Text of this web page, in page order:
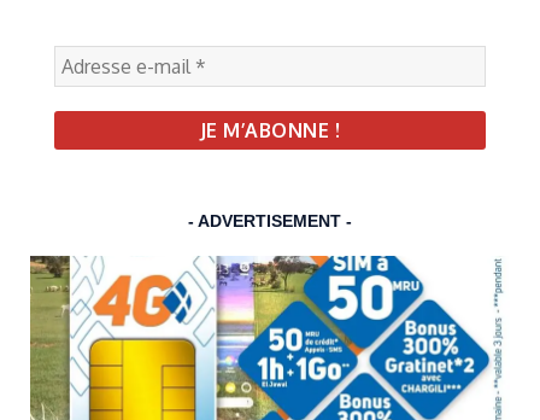
- ADVERTISEMENT -